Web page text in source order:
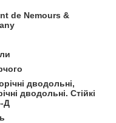
de Nemours &
дводольні,
дводольні. Стійкі
Д